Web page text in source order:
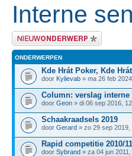
Interne
Plaats een nieuw bericht
ONDERWERPEN
Kde Hrát Poker, Kde
door Kylievab » ma 26 feb
Column: verslag
door Geon » di 06 sep 2016,
Schaakraadsels 2019
door Gerard » zo 29 sep 2019,
Rapid competitie 2010/11
door Sybrand » za 04 jun